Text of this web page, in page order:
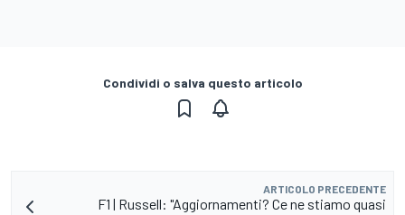
Condividi o salva questo articolo
ARTICOLO PRECEDENTE
F1 | Russell: "Aggiornamenti? Ce ne stiamo quasi